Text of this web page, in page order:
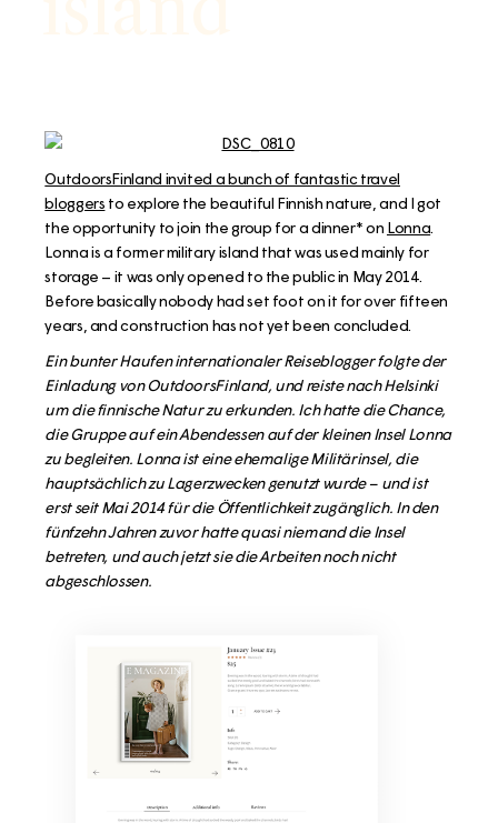
OutdoorsFinland invited a bunch of fantastic travel
bloggers to explore the beautiful Finnish nature, and I got
the opportunity to join the group for a dinner* on Lonna.
Lonna is a former military island that was used mainly for
storage – it was only opened to the public in May 2014.
Before basically nobody had set foot on it for over fifteen
years, and construction has not yet been concluded.
Ein bunter Haufen internationaler Reiseblogger folgte der
Einladung von OutdoorsFinland, und reiste nach Helsinki
um die finnische Natur zu erkunden. Ich hatte die Chance,
die Gruppe auf ein Abendessen auf der kleinen Insel Lonna
zu begleiten. Lonna ist eine ehemalige Militärinsel, die
hauptsächlich zu Lagerzwecken genutzt wurde – und ist
erst seit Mai 2014 für die Öffentlichkeit zugänglich. In den
fünfzehn Jahren zuvor hatte quasi niemand die Insel
betreten, und auch jetzt sie die Arbeiten noch nicht
abgeschlossen.